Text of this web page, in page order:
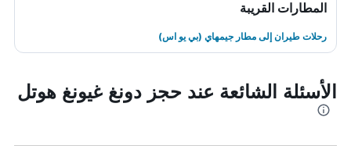
المطارات القريبة
رحلات طيران إلى مطار جيمهاي (بي يو اس)
الأسئلة الشائعة عند حجز دونغ غيونغ هوتل